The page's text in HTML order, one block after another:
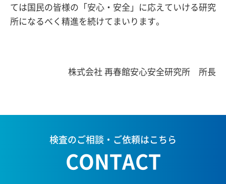
ては国民の皆様の「安心・安全」に応えていける研究
所になるべく精進を続けてまいります。
株式会社 再春館安心安全研究所 所長
検査のご相談・ご依頼はこちら
CONTACT